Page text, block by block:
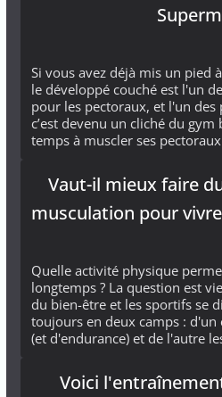
Si vous avez déjà mis un pied
le développé couché est l'un
pour les pectoraux, et l'un
c’est devenu un cliché du gym
temps à muscler ses
Vaut-il mieux faire
musculation pour
Quelle activité physique
longtemps ? La question est
du bien-être et les sportifs se
toujours en deux camps : d'un
(et d'endurance) et de l'autre
Voici